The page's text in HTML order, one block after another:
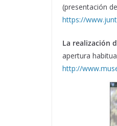
(presentación
https://
La realización
apertura
http://